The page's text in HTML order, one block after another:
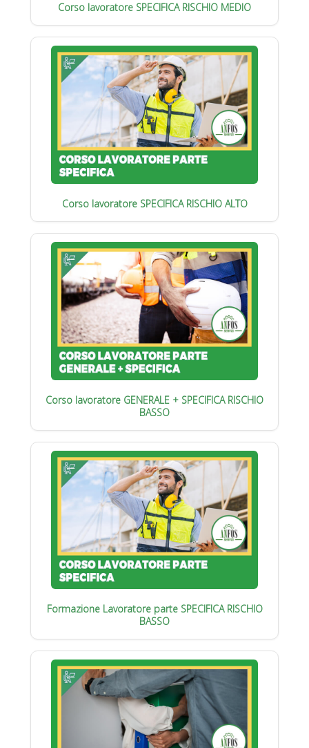
Corso lavoratore SPECIFICA RISCHIO MEDIO
Corso lavoratore SPECIFICA RISCHIO ALTO
Corso lavoratore GENERALE + SPECIFICA RISCHIO
BASSO
Formazione Lavoratore parte SPECIFICA RISCHIO
BASSO